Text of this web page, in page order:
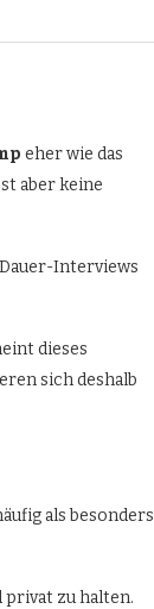
eher wie das
aber keine
Interviews
dieses
sich deshalb
als besonders
privat zu halten.